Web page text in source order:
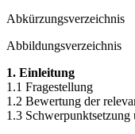
Abkürzungsverzeichnis
Abbildungsverzeichnis
1. Einleitung
1.1 Fragestellung
1.2 Bewertung der
1.3 Schwerpunktsetzung